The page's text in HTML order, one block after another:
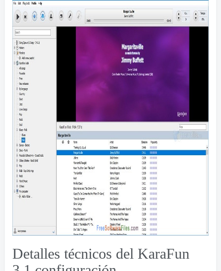
Detalles técnicos del KaraFun